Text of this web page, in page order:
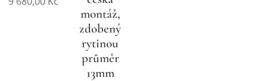
montáž,
zdobený
rytinou
průměr
13mm